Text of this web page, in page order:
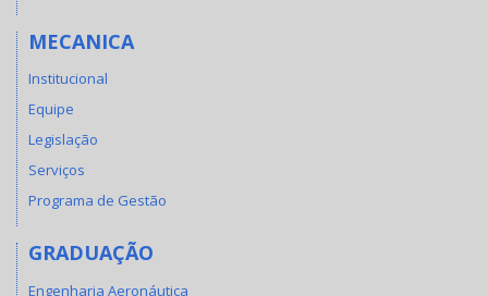
MECANICA
Institucional
Equipe
Legislação
Serviços
Programa de Gestão
GRADUAÇÃO
Engenharia Aeronáutica